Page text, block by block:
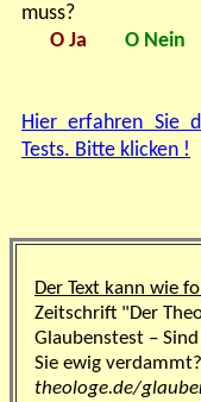
muss?
O Ja
O
Hier erfahren Sie
Tests. Bitte klicken !
Der Text kann wie
Zeitschrift "Der
Glaubenstest –
Sie ewig
theologe.de/